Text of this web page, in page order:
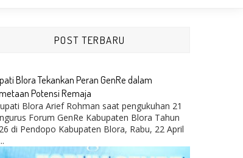
POST TERBARU
Blora Tekankan Peran GenRe dalam
Potensi Remaja
Blora Arief Rohman saat pengukuhan 21
Forum GenRe Kabupaten Blora Tahun
di Pendopo Kabupaten Blora, Rabu, 22 April